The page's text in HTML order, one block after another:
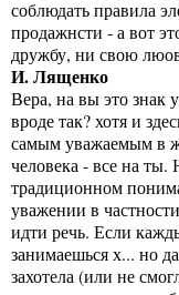
соблюдать правила
продажнсти - а вот
дружбу, ни свою
И. Лященко
Вера, на вы это знак
вроде так? хотя и
самым уважаемым в
человека - все на ты.
традиционном
уважении в
идти речь. Если
занимаешься х... но
захотела (или не